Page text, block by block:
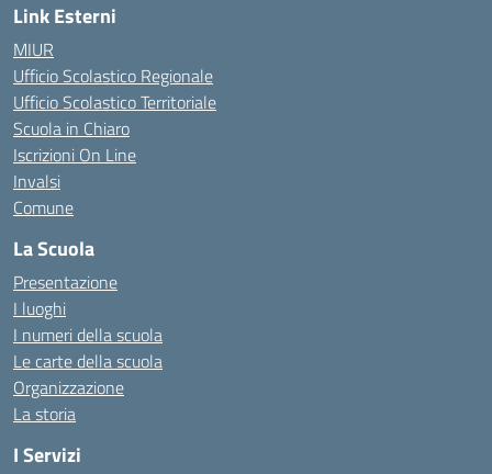
Link Esterni
MIUR
Ufficio Scolastico Regionale
Ufficio Scolastico Territoriale
Scuola in Chiaro
Iscrizioni On Line
Invalsi
Comune
La Scuola
Presentazione
I luoghi
I numeri della scuola
Le carte della scuola
Organizzazione
La storia
I Servizi